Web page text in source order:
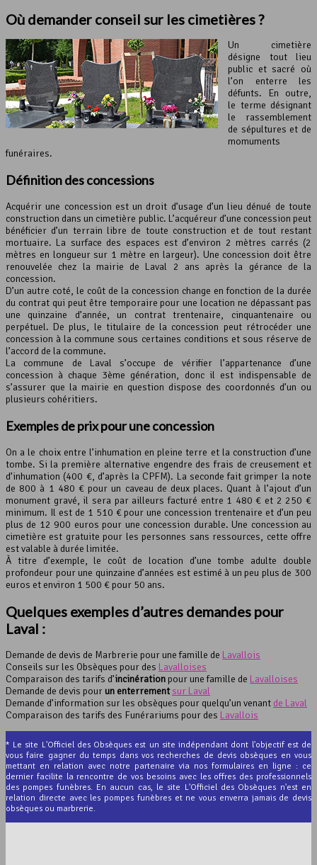
Où demander conseil sur les cimetières ?
Un cimetière
désigne tout lieu
public et sacré où
l’on enterre les
défunts. En outre,
le terme désignant
le rassemblement
de sépultures et de
momuments
funéraires.
Définition des concessions
Acquérir une concession est un droit d’usage d’un lieu dénué de toute
construction dans un cimetière public. L’acquéreur d’une concession peut
bénéficier d’un terrain libre de toute construction et de tout restant
mortuaire. La surface des espaces est d’environ 2 mètres carrés (2
mètres en longueur sur 1 mètre en largeur). Une concession doit être
renouvelée chez la mairie de Laval 2 ans après la gérance de la
concession.
D’un autre coté, le coût de la concession change en fonction de la durée
du contrat qui peut être temporaire pour une location ne dépassant pas
une quinzaine d’année, un contrat trentenaire, cinquantenaire ou
perpétuel. De plus, le titulaire de la concession peut rétrocéder une
concession à la commune sous certaines conditions et sous réserve de
l’accord de la commune.
La commune de Laval s’occupe de vérifier l’appartenance d’une
concession à chaque 3ème génération, donc il est indispensable de
s’assurer que la mairie en question dispose des coordonnés d’un ou
plusieurs cohéritiers.
Exemples de prix pour une concession
On a le choix entre l’inhumation en pleine terre et la construction d’une
tombe. Si la première alternative engendre des frais de creusement et
d’inhumation (400 €, d’après la CPFM). La seconde fait grimper la note
de 800 à 1 480 € pour un caveau de deux places. Quant à l’ajout d’un
monument gravé, il sera par ailleurs facturé entre 1 480 € et 2 250 €
minimum. Il est de 1 510 € pour une concession trentenaire et d’un peu
plus de 12 900 euros pour une concession durable. Une concession au
cimetière est gratuite pour les personnes sans ressources, cette offre
est valable à durée limitée.
À titre d’exemple, le coût de location d’une tombe adulte double
profondeur pour une quinzaine d’années est estimé à un peu plus de 300
euros et environ 1 500 € pour 50 ans.
Quelques exemples d’autres demandes pour
Laval :
Demande de devis de Marbrerie pour une famille de Lavallois
Conseils sur les Obsèques pour des Lavalloises
Comparaison des tarifs d’incinération pour une famille de Lavalloises
Demande de devis pourun enterrement sur Laval
Demande d’information sur les obsèques pour quelqu’un venant de Laval
Comparaison des tarifs des Funérariums pour des Lavallois
* Le site L'Officiel des Obsèques est un site indépendant dont l'objectif est de
vous faire gagner du temps dans vos recherches de devis obsèques en vous
mettant en relation avec notre partenaire via nos formulaires en ligne : ce
dernier facilite la rencontre de vos besoins avec les offres des professionnels
des pompes funèbres. En aucun cas, le site L'Officiel des Obsèques n'est en
relation directe avec les pompes funèbres et ne vous enverra jamais de devis
obsèques ou marbrerie.